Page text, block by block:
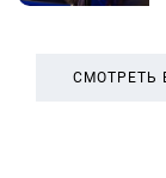
СМОТРЕТЬ